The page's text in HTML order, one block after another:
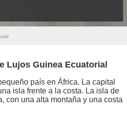
Lujos Guinea Ecuatorial
país en África. La capital
isla frente a la costa. La isla de
con una alta montaña y una costa